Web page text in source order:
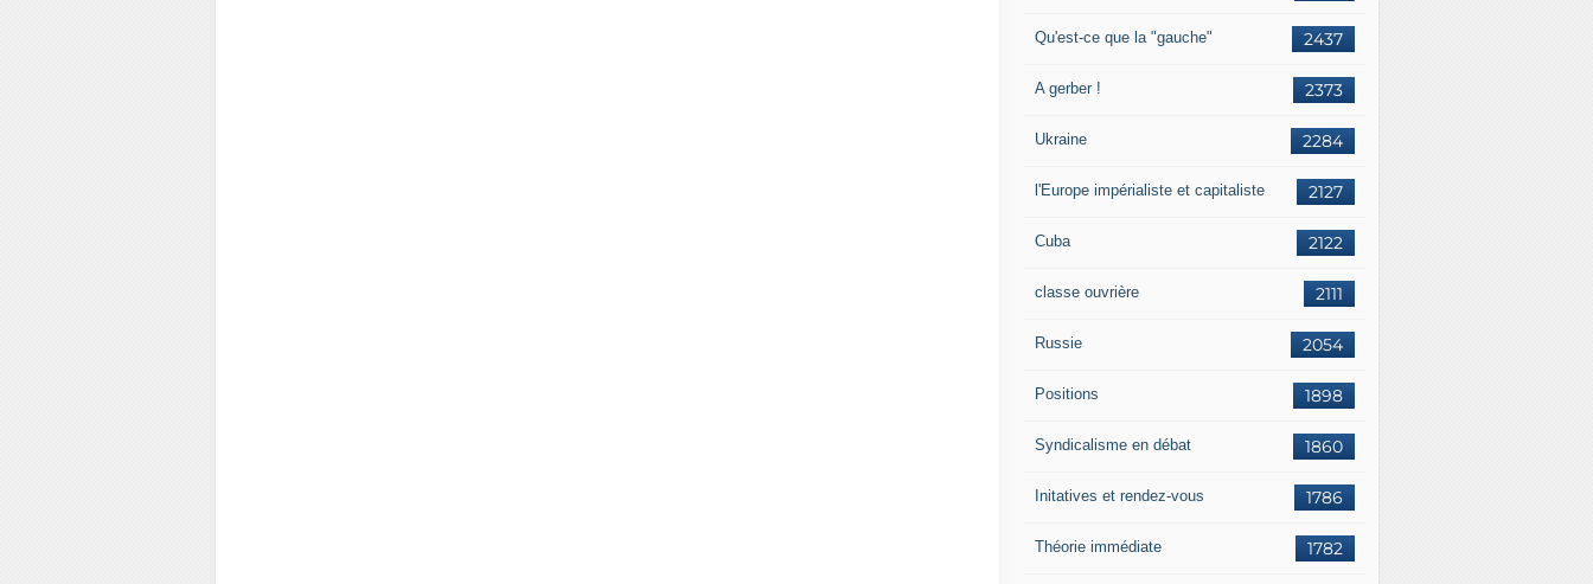
2437
Qu'est-ce que la "gauche"
2373
A gerber !
2284
Ukraine
2127
l'Europe impérialiste et capitaliste
2122
Cuba
2111
classe ouvrière
2054
Russie
1898
Positions
1860
Syndicalisme en débat
1786
Initatives et rendez-vous
1782
Théorie immédiate